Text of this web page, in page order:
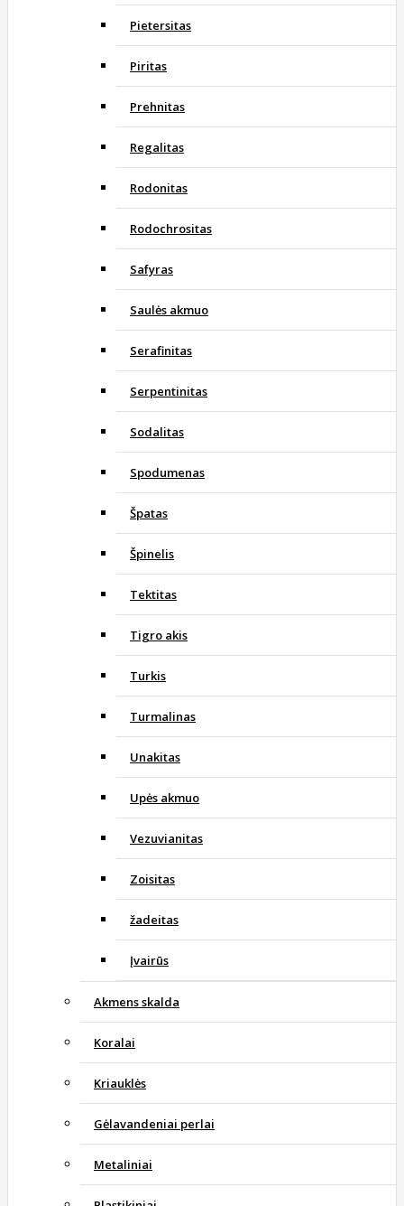
Pietersitas
Piritas
Prehnitas
Regalitas
Rodonitas
Rodochrositas
Safyras
Saulės akmuo
Serafinitas
Serpentinitas
Sodalitas
Spodumenas
Špatas
Špinelis
Tektitas
Tigro akis
Turkis
Turmalinas
Unakitas
Upės akmuo
Vezuvianitas
Zoisitas
žadeitas
Įvairūs
Akmens skalda
Koralai
Kriauklės
Gėlavandeniai perlai
Metaliniai